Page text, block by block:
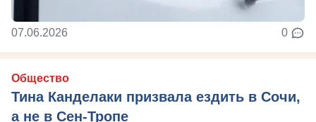
07.06.2026 0
Общество
Тина Канделаки призвала ездить в Сочи,
а не в Сен-Тропе